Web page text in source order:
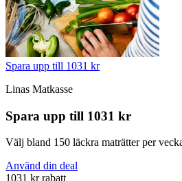
Spara upp till 1031 kr
Linas Matkasse
Spara upp till 1031 kr
Välj bland 150 läckra maträtter per
Använd din deal
1031 kr rabatt